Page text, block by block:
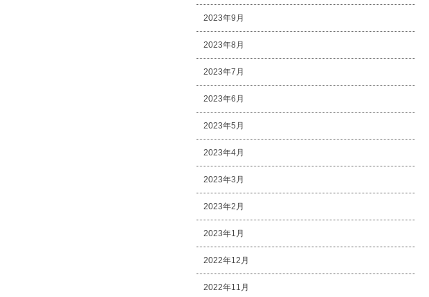
2023年9月
2023年8月
2023年7月
2023年6月
2023年5月
2023年4月
2023年3月
2023年2月
2023年1月
2022年12月
2022年11月